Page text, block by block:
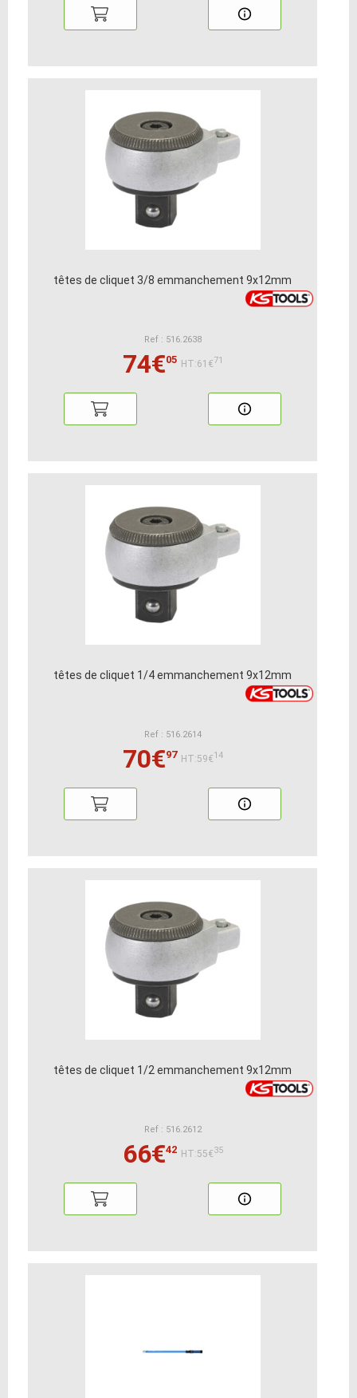
têtes de cliquet 3/8 emmanchement 9x12mm
Ref : 516.2638
74€05 HT:61€71
têtes de cliquet 1/4 emmanchement 9x12mm
Ref : 516.2614
70€97 HT:59€14
têtes de cliquet 1/2 emmanchement 9x12mm
Ref : 516.2612
66€42 HT:55€35